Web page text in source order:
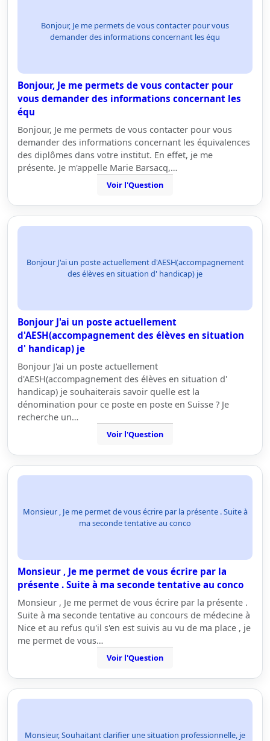
Bonjour, Je me permets de vous contacter pour vous
demander des informations concernant les équ
Bonjour, Je me permets de vous contacter pour
vous demander des informations concernant les
équ
Bonjour, Je me permets de vous contacter pour vous
demander des informations concernant les équivalences
des diplômes dans votre institut. En effet, je me
présente. Je m'appelle Marie Barsacq,…
Voir l'Question
Bonjour J'ai un poste actuellement d'AESH(accompagnement
des élèves en situation d' handicap) je
Bonjour J'ai un poste actuellement
d'AESH(accompagnement des élèves en situation
d' handicap) je
Bonjour J'ai un poste actuellement
d'AESH(accompagnement des élèves en situation d'
handicap) je souhaiterais savoir quelle est la
dénomination pour ce poste en poste en Suisse ? Je
recherche un…
Voir l'Question
Monsieur , Je me permet de vous écrire par la présente . Suite à
ma seconde tentative au conco
Monsieur , Je me permet de vous écrire par la
présente . Suite à ma seconde tentative au conco
Monsieur , Je me permet de vous écrire par la présente .
Suite à ma seconde tentative au concours de médecine à
Nice et au refus qu'il s'en est suivis au vu de ma place , je
me permet de vous…
Voir l'Question
Monsieur, Souhaitant clarifier une situation professionnelle, je